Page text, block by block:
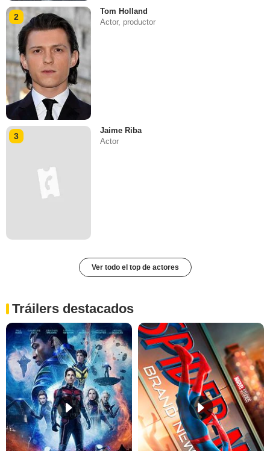
2
Tom Holland
Actor, productor
3
Jaime Riba
Actor
Ver todo el top de actores
Tráilers destacados